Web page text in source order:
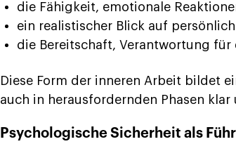
die Fähigkeit, emotionale
ein realistischer Blick auf
die Bereitschaft, Verantwortung für
Diese Form der inneren Arbeit bildet
auch in herausfordernden Phasen
Psychologische Sicherheit als